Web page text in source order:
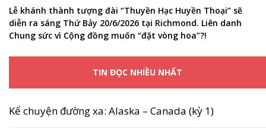
Lễ khánh thành tượng đài “Thuyền Hạc Huyền Thoại” sẽ
diễn ra sáng Thứ Bảy 20/6/2026 tại Richmond. Liên danh
Chung sức vì Cộng đồng muốn “đặt vòng hoa”?!
TIN ĐỌC NHIỀU NHẤT
Kể chuyện đường xa: Alaska – Canada (kỳ 1)